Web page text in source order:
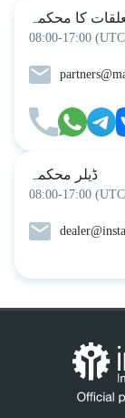
کا محکمہ
08:00-17:00
ڈیلر محکمہ
08:00-17:00